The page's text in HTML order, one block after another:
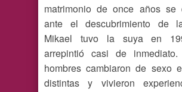
matrimonio de once años se
ante el descubrimiento de
Mikael tuvo la suya en
arrepintió casi de
hombres cambiaron de sexo
distintas y vivieron